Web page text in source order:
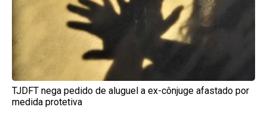
TJDFT nega pedido de aluguel a ex-cônjuge afastado por
medida protetiva